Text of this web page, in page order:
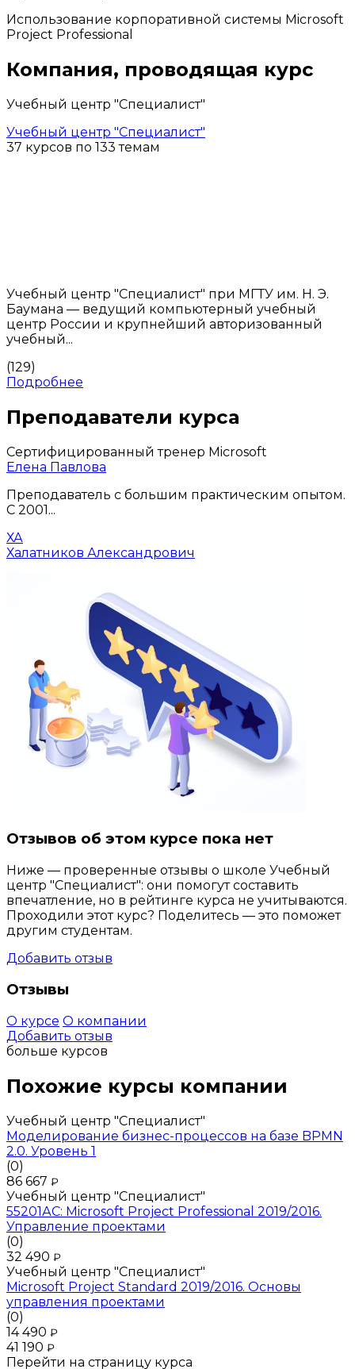
Использование корпоративной системы Microsoft
Project Professional
Компания, проводящая курс
Учебный центр "Специалист"
Учебный центр "Специалист"
37 курсов по 133 темам
Учебный центр "Специалист" при МГТУ им. Н. Э.
Баумана — ведущий компьютерный учебный
центр России и крупнейший авторизованный
учебный...
(129)
Подробнее
Преподаватели курса
Сертифицированный тренер Microsoft
Елена Павлова
Преподаватель с большим практическим опытом.
С 2001...
ХА
Халатников Александрович
Отзывов об этом курсе пока нет
Ниже — проверенные отзывы о школе Учебный
центр "Специалист": они помогут составить
впечатление, но в рейтинге курса не учитываются.
Проходили этот курс? Поделитесь — это поможет
другим студентам.
Добавить отзыв
Отзывы
О курсе О компании
Добавить отзыв
больше курсов
Похожие курсы компании
Учебный центр "Специалист"
Моделирование бизнес-процессов на базе BPMN
2.0. Уровень 1
(0)
86 667 ₽
Учебный центр "Специалист"
55201АС: Microsoft Project Professional 2019/2016.
Управление проектами
(0)
32 490 ₽
Учебный центр "Специалист"
Microsoft Project Standard 2019/2016. Основы
управления проектами
(0)
14 490 ₽
41 190 ₽
Перейти на страницу курса